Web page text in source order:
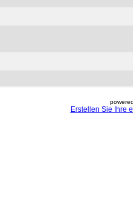
Erstellen Sie Ihre